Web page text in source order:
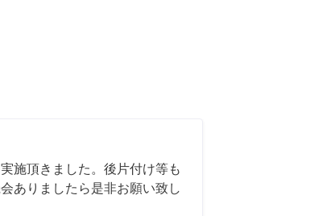
施頂きました。後片付け等も
ありましたら是非お願い致し